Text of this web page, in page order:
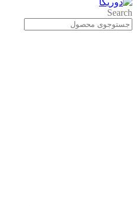
Search